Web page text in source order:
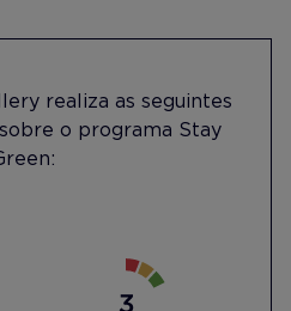
realiza as seguintes
o programa Stay